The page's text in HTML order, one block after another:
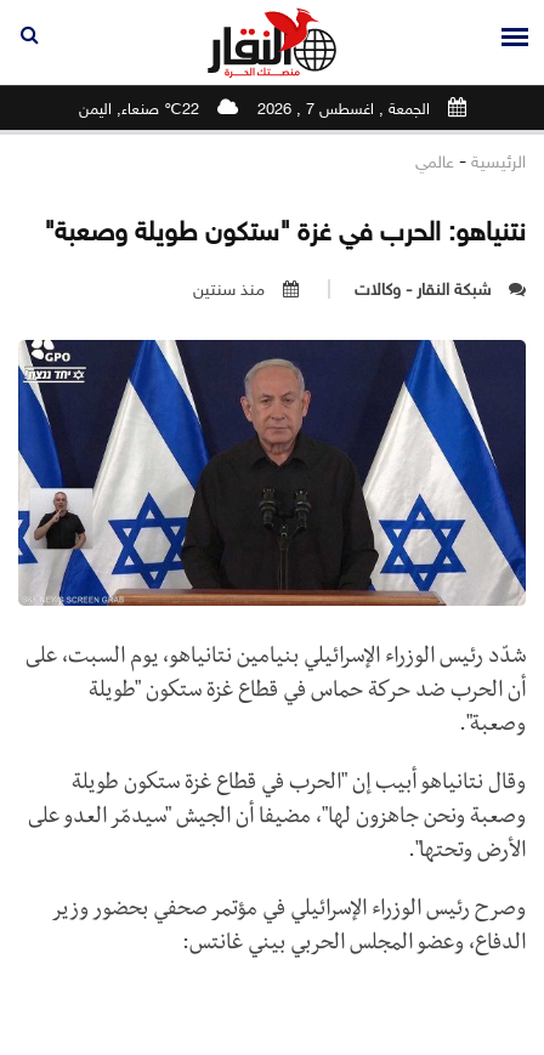
الجمعة , اغسطس 7 , 2026 22℃ صنعاء, اليمن
الرئيسية - عالمي
نتنياهو: الحرب في غزة "ستكون طويلة وصعبة"
شبكة النقار - وكالات منذ سنتين
شدّد رئيس الوزراء الإسرائيلي بنيامين نتانياهو، يوم السبت، على
أن الحرب ضد حركة حماس في قطاع غزة ستكون "طويلة
وصعبة".
وقال نتانياهو أبيب إن "الحرب في قطاع غزة ستكون طويلة
وصعبة ونحن جاهزون لها"، مضيفا أن الجيش "سيدمّر العدو على
الأرض وتحتها".
وصرح رئيس الوزراء الإسرائيلي في مؤتمر صحفي بحضور وزير
الدفاع، وعضو المجلس الحربي بيني غانتس: